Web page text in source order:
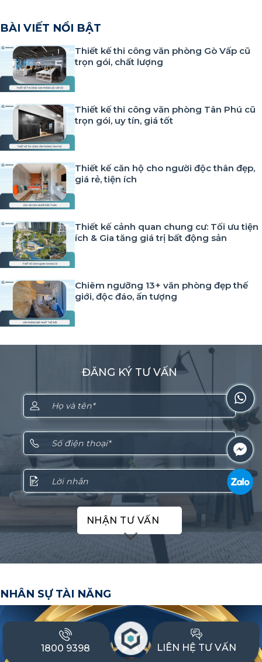
BÀI VIẾT NỔI BẬT
Thiết kế thi công văn phòng Gò Vấp cũ
trọn gói, chất lượng
Thiết kế thi công văn phòng Tân Phú cũ
trọn gói, uy tín, giá tốt
Thiết kế căn hộ cho người độc thân đẹp,
giá rẻ, tiện ích
Thiết kế cảnh quan chung cư: Tối ưu tiện
ích & Gia tăng giá trị bất động sản
Chiêm ngưỡng 13+ văn phòng đẹp thế
giới, độc đáo, ấn tượng
ĐĂNG KÝ TƯ VẤN
NHẬN TƯ VẤN
NHÂN SỰ TÀI NĂNG
1800 9398 LIÊN HỆ TƯ VẤN